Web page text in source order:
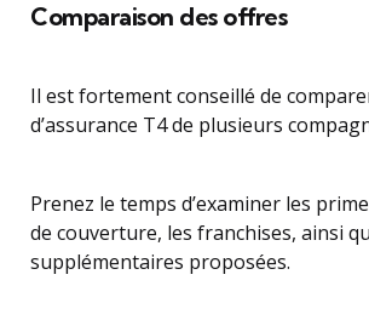
Comparaison des offres
Il est fortement conseillé de
d’assurance T4 de plusieurs
Prenez le temps d’examiner les
de couverture, les franchises, ainsi
supplémentaires proposées.